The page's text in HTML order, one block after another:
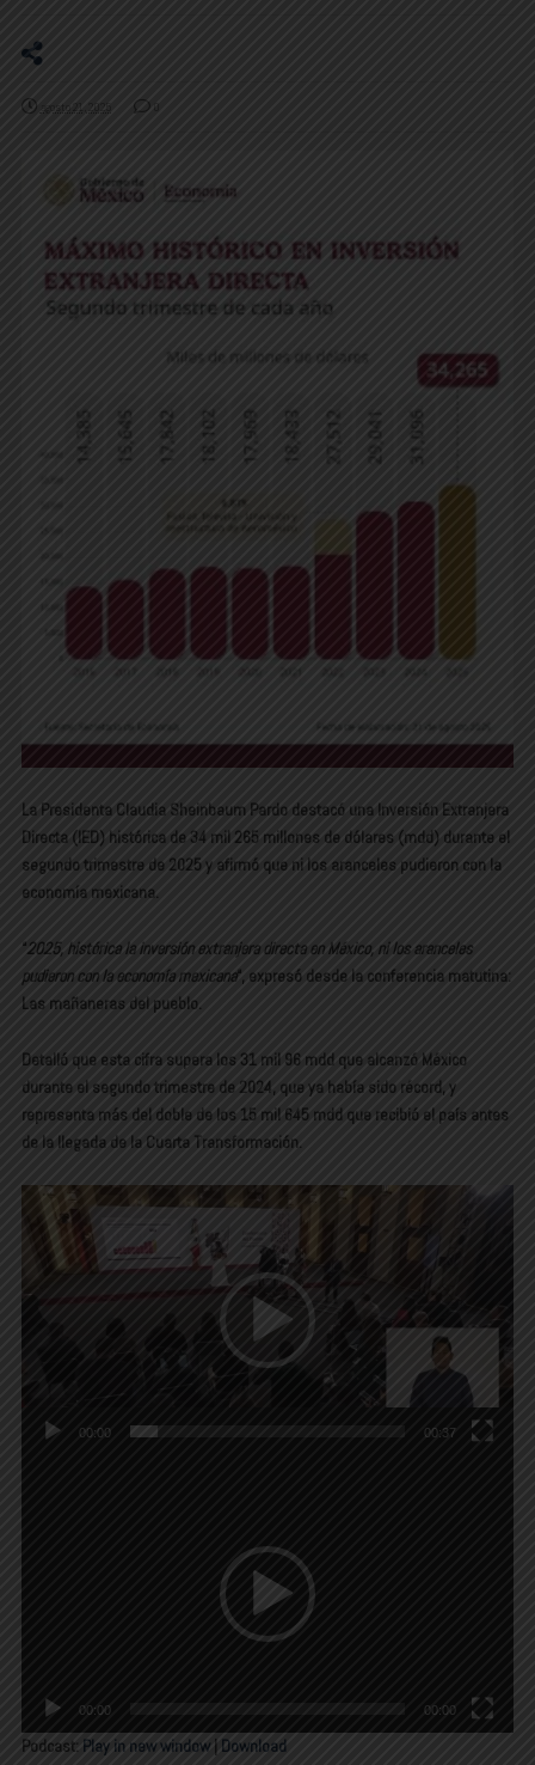
agosto 21, 2025 0
La Presidenta Claudia Sheinbaum Pardo destacó una Inversión Extranjera
Directa (IED) histórica de 34 mil 265 millones de dólares (mdd) durante el
segundo trimestre de 2025 y afirmó que ni los aranceles pudieron con la
economía mexicana.
“2025, histórica la inversión extranjera directa en México, ni los aranceles
pudieron con la economía mexicana“, expresó desde la conferencia matutina:
Las mañaneras del pueblo.
Detalló que esta cifra supera los 31 mil 96 mdd que alcanzó México
durante el segundo trimestre de 2024, que ya había sido récord, y
representa más del doble de los 15 mil 645 mdd que recibió el país antes
de la llegada de la Cuarta Transformación.
Reproductor
vídeo
00:00 00:37
00:00 00:00
Podcast: Play in new window| Download